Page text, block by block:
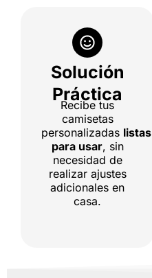
Solución
Práctica
Recibe tus
camisetas
personalizadas listas
para usar, sin
necesidad de
realizar ajustes
adicionales en
casa.